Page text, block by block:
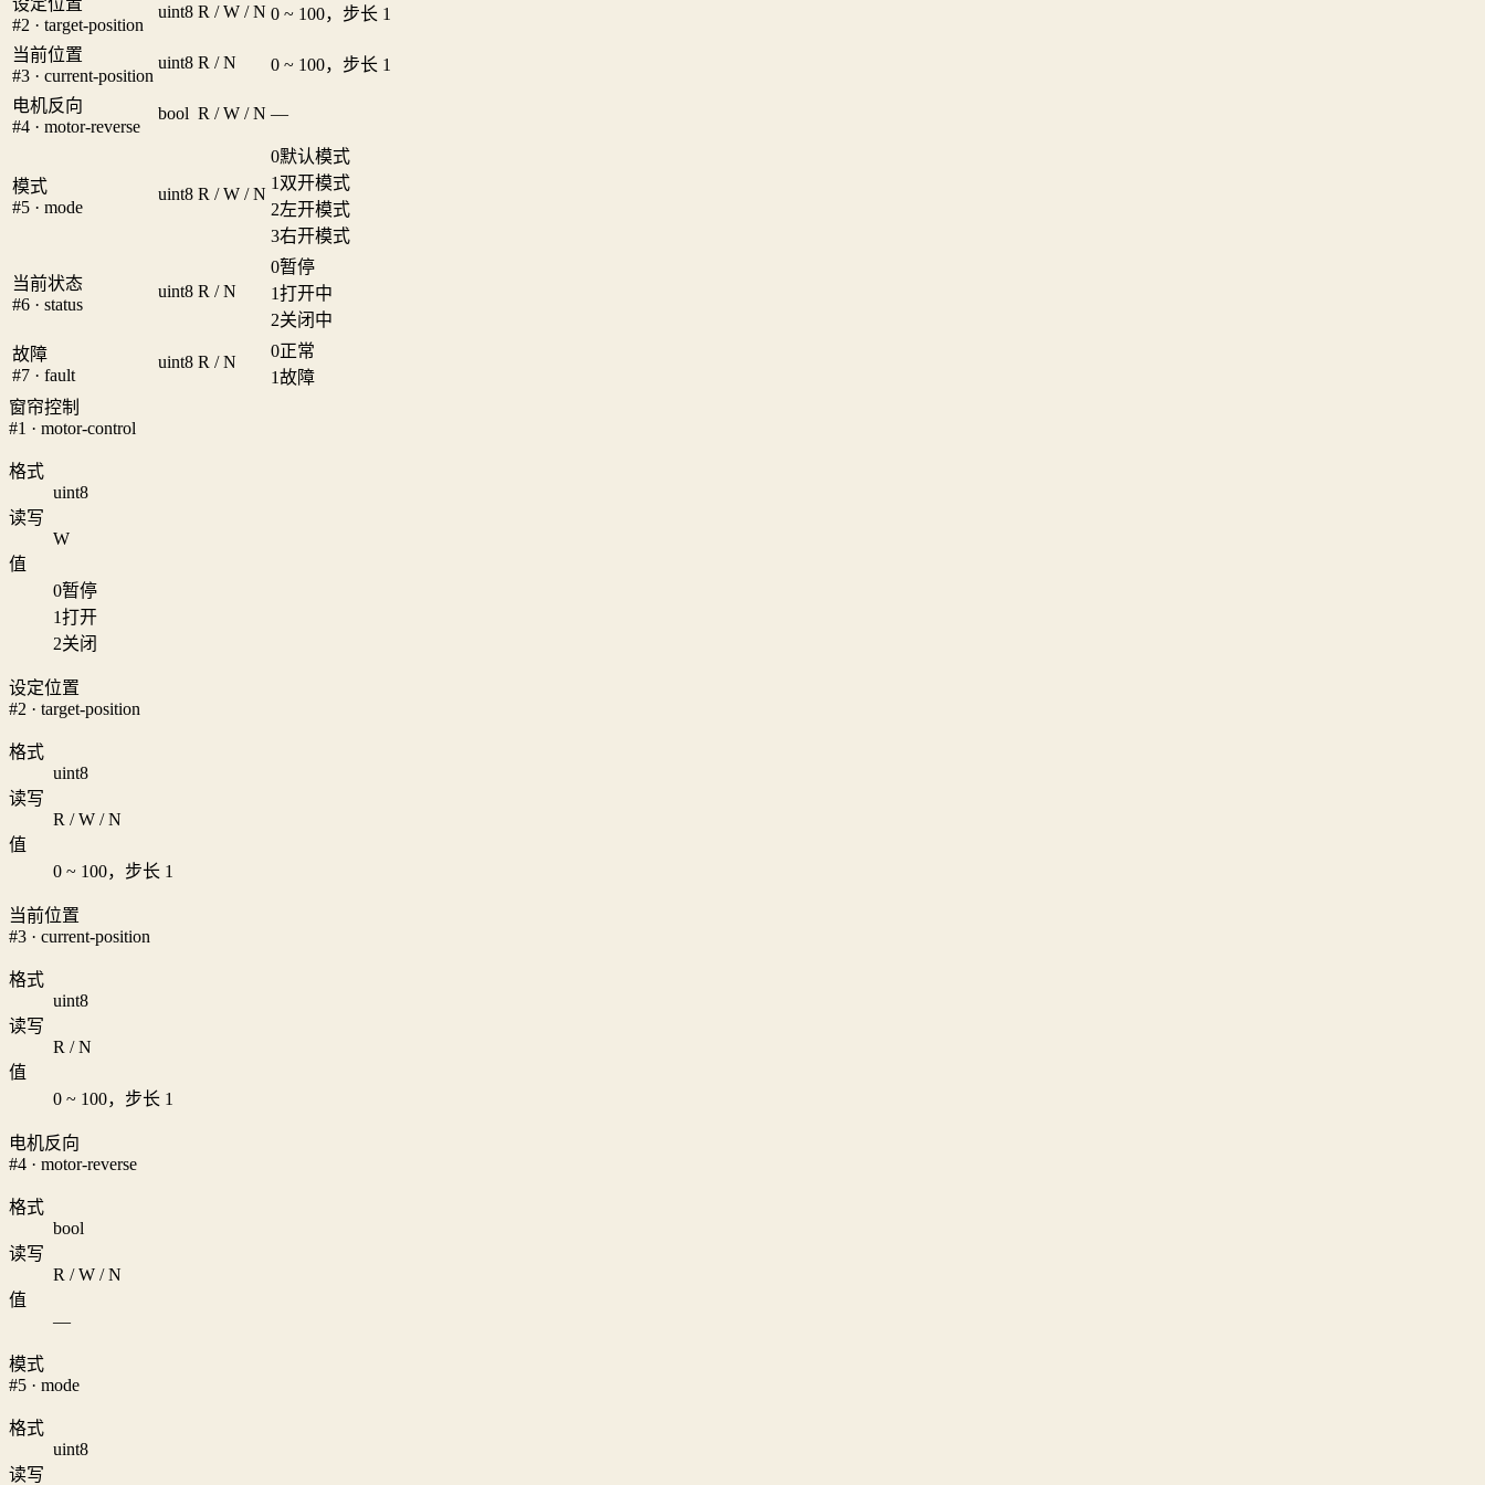
#2 · target-position
uint8 R / W / N 0 ~ 100，步长 1
当前位置
#3 · current-position
uint8 R / N 0 ~ 100，步长 1
电机反向
#4 · motor-reverse
bool R / W / N —
模式
#5 · mode
uint8 R / W / N
0默认模式
1 双开模式
2左开模式
3右开模式
当前状态
#6 · status
uint8 R / N
0暂停
1打开中
2关闭中
故障
#7 · fault
uint8 R / N
0正常
1故障
窗帘控制
#1 · motor-control
格式
uint8
读写
W
值
0暂停
1打开
2关闭
设定位置
#2 · target-position
格式
uint8
读写
R / W / N
值
0 ~ 100，步长 1
当前位置
#3 · current-position
格式
uint8
读写
R / N
值
0 ~ 100，步长 1
电机反向
#4 · motor-reverse
格式
bool
读写
R / W / N
值
—
模式
#5 · mode
格式
uint8
读写